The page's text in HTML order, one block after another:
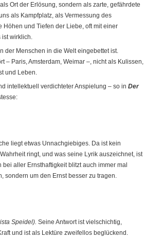
Ort der Erlösung, sondern als zarte, gefährdete
als Kampfplatz, als Vermessung des
und Tiefen der Liebe, oft mit einer
wirklich.
der Menschen in die Welt eingebettet ist.
Paris, Amsterdam, Weimar –, nicht als Kulissen,
und Leben.
intellektuell verdichteter Anspielung – so in Der
liegt etwas Unnachgiebiges. Da ist kein
ringt, und was seine Lyrik auszeichnet, ist
aller Ernsthaftigkeit blitzt auch immer mal
sondern um den Ernst besser zu tragen.
Speidel). Seine Antwort ist vielschichtig,
und ist als Lektüre zweifellos beglückend.